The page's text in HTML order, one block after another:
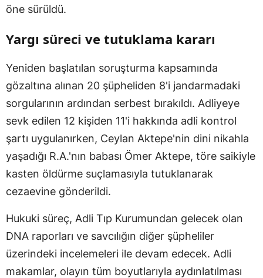
öne sürüldü.
Yargı süreci ve tutuklama kararı
Yeniden başlatılan soruşturma kapsamında
gözaltına alınan 20 şüpheliden 8'i jandarmadaki
sorgularının ardından serbest bırakıldı. Adliyeye
sevk edilen 12 kişiden 11'i hakkında adli kontrol
şartı uygulanırken, Ceylan Aktepe'nin dini nikahla
yaşadığı R.A.'nın babası Ömer Aktepe, töre saikiyle
kasten öldürme suçlamasıyla tutuklanarak
cezaevine gönderildi.
Hukuki süreç, Adli Tıp Kurumundan gelecek olan
DNA raporları ve savcılığın diğer şüpheliler
üzerindeki incelemeleri ile devam edecek. Adli
makamlar, olayın tüm boyutlarıyla aydınlatılması